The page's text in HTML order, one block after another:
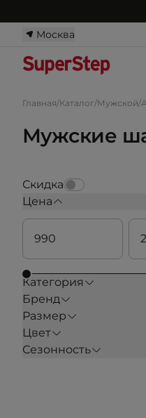
Москва
Главная/Каталог/Мужской/
Мужские
Скидка
Цена
Категория
Бренд
Размер
Цвет
Сезонность